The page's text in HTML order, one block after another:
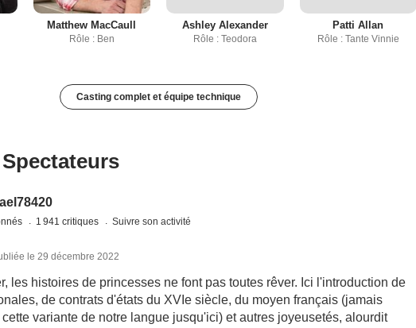
Matthew MacCaull
Rôle : Ben
Ashley Alexander
Rôle : Teodora
Patti Allan
Rôle : Tante Vinnie
Casting complet et équipe technique
1 941 critiques Suivre son activité
le 29 décembre 2022
les histoires de princesses ne font pas toutes rêver. Ici l'introduction de
de contrats d'états du XVIe siècle, du moyen français (jamais
variante de notre langue jusqu'ici) et autres joyeusetés, alourdit